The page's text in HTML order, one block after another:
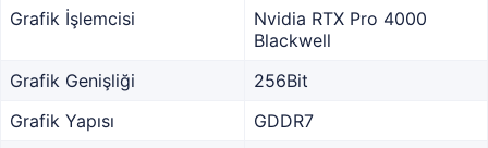
Grafik İşlemcisi
Nvidia RTX Pro 4000
Blackwell
Grafik Genişliği
256Bit
Grafik Yapısı
GDDR7